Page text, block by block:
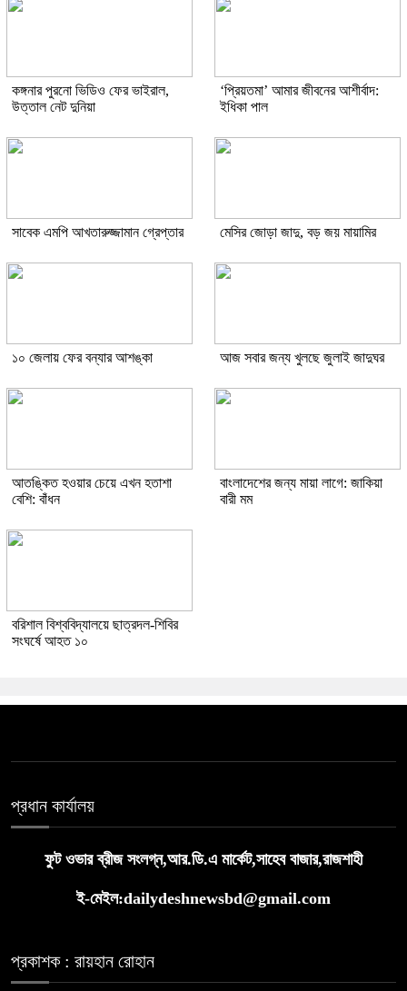
কঙ্গনার পুরনো ভিডিও ফের ভাইরাল,
উত্তাল নেট দুনিয়া
‘প্রিয়তমা’ আমার জীবনের আশীর্বাদ:
ইধিকা পাল
সাবেক এমপি আখতারুজ্জামান গ্রেপ্তার মেসির জোড়া জাদু, বড় জয় মায়ামির
১০ জেলায় ফের বন্যার আশঙ্কা আজ সবার জন্য খুলছে জুলাই জাদুঘর
আতঙ্কিত হওয়ার চেয়ে এখন হতাশা
বেশি: বাঁধন
বাংলাদেশের জন্য মায়া লাগে: জাকিয়া
বারী মম
বরিশাল বিশ্ববিদ্যালয়ে ছাত্রদল-শিবির
সংঘর্ষে আহত ১০
প্রধান কার্যালয়
ফুট ওভার ব্রীজ সংলগ্ন,আর.ডি.এ মার্কেট,সাহেব বাজার,রাজশাহী
ই-মেইল:dailydeshnewsbd@gmail.com
প্রকাশক : রায়হান রোহান